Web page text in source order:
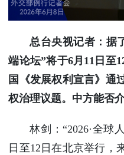
总台央视记者：据
端论坛”将于6月11日至
国《发展权利宣言》通
权治理议题。中方能否
林剑：“2026·全球
日至12日在北京举行，